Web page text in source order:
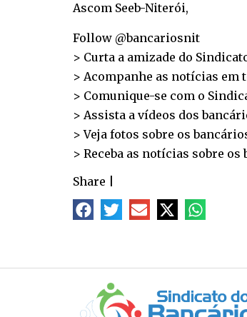
Ascom Seeb-Niterói,
Follow @bancariosnit
> Curta a amizade do
> Acompanhe as notícias em
> Comunique-se com o
> Assista a vídeos dos
> Veja fotos sobre os
> Receba as notícias sobre os
Share